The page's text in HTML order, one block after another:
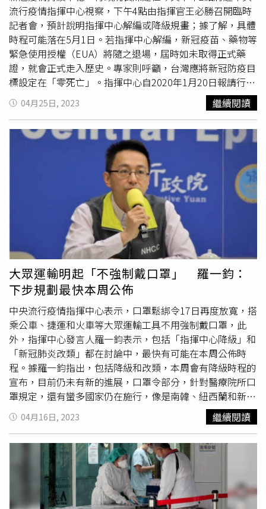
維則又43萬8988份庫存，可用510天，尚有現貨10萬劑開
口合約20萬人份；莫納皮拉韋則有7萬1212人份的庫存，可
用285天，尚有現貨10萬及開口合約10萬人份。至於清冠一
號，王必勝說，藥物的EUA只到明年6月底，業者在想辦法
申請藥證中。
流行疫情指揮中心視察，下午4點由指揮官王必勝召開臨時
記者會，預計說明指揮中心解編或降級規畫；據了解，具體
時程可能落在5月1日。若指揮中心解編，新冠疫苗、藥物等
緊急使用授權（EUA）將隨之退場，屆時如未取得正式藥
證，就會正式走入歷史。專家則呼籲，台灣應將新冠防疫目
標設定在「零死亡」。指揮中心自2020年1月20日報請行政
院核准成立，起初以三級開設；1月23日隨即提升為二級開
設，由時任衛福部長陳時中擔任指揮官；同年2月27日再度
提升至最高等級、一級開設，後因陳時中投入台北市長選
舉，2022年7月18日改由衛福部政務次長王必勝擔任指揮
官。據了解，指揮中心向行政院建議5月1日起解編，待今天
下午會議定案後，就會正式宣布。王必勝日前表示，指揮中
心正在盤點最後工作，包括中重症病人的照顧流程、脆弱族
群如何取得藥物、防疫物資分配、民眾衛教等。根據藥事法
第48之2條，一旦指揮中心解編，現有的新冠疫苗（如高端
等）及藥物（如莫納皮拉韋、倍拉維等）EUA將同步失效，
須由廠商盡快申請正式藥證，或是主管機關另行訂定EUA終
止時間，才能和指揮中心脫鉤。至於目前國內流通的家用快
篩試劑EUA，亦會受到指揮中心解編影響。指揮中心發言人
羅一鈞曾說明，部分快篩試劑EUA到指揮中心解散為止，有
些則是授權到今年6月；至於市面上現有流通的快篩試劑產
品，在指揮中心解散後，仍可使用到效期結束為止，大多可
使用到明年或後年。台大公衛學院教授詹長權認為，指揮中
心解編後需持續監控疫情，由於目前已經停止大量篩檢，建
議比照國外啟動「廢水監測」，有助於在疫情重新升溫時及
早發現；並持續針對住院及重症感染者檢測病毒株，以了解
社區內感染情形。詹長權指出，在全面且積極善用有效充足
的篩檢試劑、疫苗、抗病毒藥的前提下，應將台灣新冠防疫
目標設定在「零死亡」，目前不僅歐美國家，新加坡等亞洲
國家都已達成；既然已經知道國內染疫死亡的多為慢性病
患、未接種疫苗者，務必採取行動，針對該族群積極預防感
染、及早治療，國內應該很快就能達成「零死亡」。
04月25日, 2023 繼續閱讀
大眾運輸明起「不強制戴口罩」 羅一鈞：
下步規劃最快本周公佈
中央流行疫情指揮中心表示，口罩鬆綁令17日再度放寬，搭
乘公車、捷運和火車等大眾運輸工具不用強制戴口罩，此
外，指揮中心發言人羅一鈞表示，包括「指揮中心降級」和
「新冠肺炎改類」都在討論中，最快有可能在本周公佈時
程。據羅一鈞指出，包括降級和改類，本周會有降級時程的
宣布，目前仍未有新的進展，口罩令部分，針對醫療院所口
罩規定，還有蠻多國家仍在施行，像是南韓、紐西蘭和新加
坡等地，若疫情持續穩定，目前規劃口罩規定納入醫療院所
和機構常規化指引。羅一鈞表示，如果把醫療院所戴口罩納
入指引，未來指揮中心如果解編的話，還是可以由主管機關
視需要訂在指引中，短期內不會鬆綁醫療院所、救護車的口
罩規定，目前主要管理部會還有衛福部、內政部和退輔會，
後續還是會有相關討論，時程上5月份會再進一步討論。至
於新冠抗病毒藥物和清冠一號，初步降級後仍維持公費，羅
04月16日, 2023 繼續閱讀